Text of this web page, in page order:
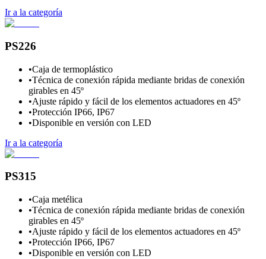
Ir a la categoría
PS226
•Caja de termoplástico
•Técnica de conexión rápida mediante bridas de conexión
girables en 45º
•Ajuste rápido y fácil de los elementos actuadores en 45º
•Protección IP66, IP67
•Disponible en versión con LED
Ir a la categoría
PS315
•Caja metélica
•Técnica de conexión rápida mediante bridas de conexión
girables en 45º
•Ajuste rápido y fácil de los elementos actuadores en 45º
•Protección IP66, IP67
•Disponible en versión con LED